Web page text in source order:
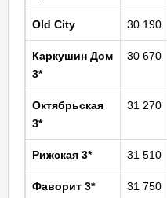
Old City 30 190
Каркушин Дом
3*
30 670
Октябрьская
3*
31 270
Рижская 3* 31 510
Фаворит 3* 31 750